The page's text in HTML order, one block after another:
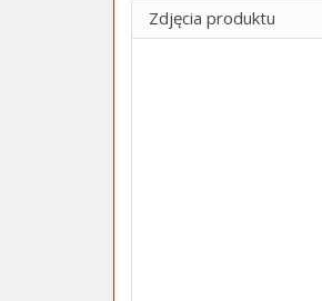
Zdjęcia produktu